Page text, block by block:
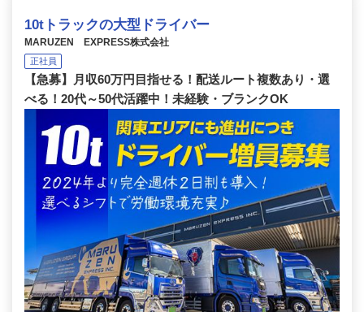
10tトラックの大型ドライバー
MARUZEN EXPRESS株式会社
正社員
【急募】月収60万円目指せる！配送ルート複数あり・選
べる！20代～50代活躍中！未経験・ブランクOK